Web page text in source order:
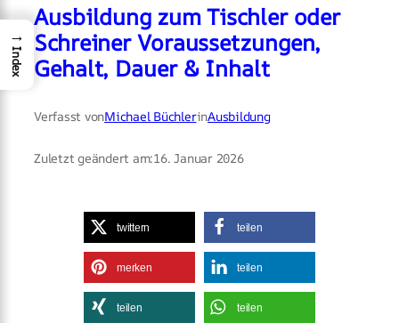
Ausbildung zum Tischler oder
Schreiner Voraussetzungen,
Gehalt, Dauer & Inhalt
Verfasst vonMichael BüchlerinAusbildung
Zuletzt geändert am:16. Januar 2026
twittern teilen
merken teilen
teilen teilen
→
Index